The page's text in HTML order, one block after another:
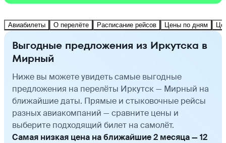
Авиабилеты О перелёте Расписание рейсов Цены по дням
Выгодные предложения из Иркутска в
Мирный
Ниже вы можете увидеть самые выгодные
предложения на перелёты Иркутск — Мирный на
ближайшие даты. Прямые и стыковочные рейсы
разных авиакомпаний — сравните цены и
выберите подходящий билет на самолёт.
Самая низкая цена на ближайшие 2 месяца — 12